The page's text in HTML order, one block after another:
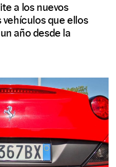
a los nuevos
que ellos
año desde la